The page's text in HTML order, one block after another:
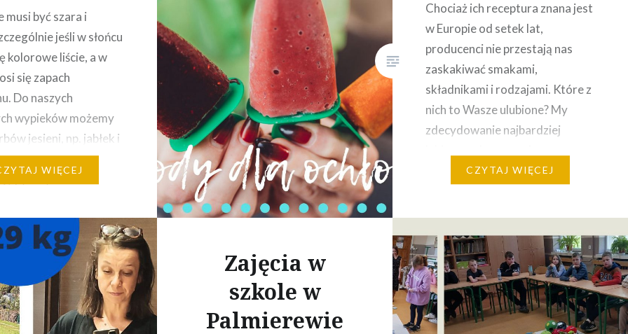
musi być szara i
jeśli w słońcu
kolorowe liście, a w
się zapach
Do naszych
wypieków możemy
jesieni, np. jabłek i
dla Was
pysznych muffinek z
jest idealne, a
nie jest
WIĘCEJ
Chociaż ich receptura znana jest
w Europie od setek lat,
producenci nie przestają nas
zaskakiwać smakami,
składnikami i rodzajami. Które z
nich to Wasze ulubione? My
zdecydowanie najbardziej
Marchewkowa pokusa – 200 g
lub erytrolu)…
CZYTAJ WIĘCEJ
Zajęcia w
szkole w
Palmierewie